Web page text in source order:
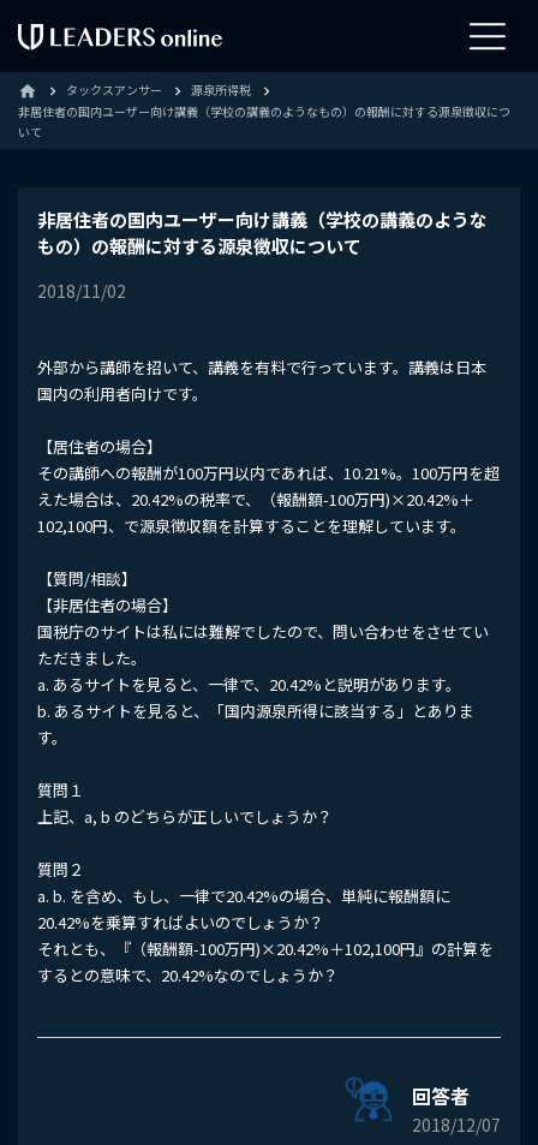
home タックスアンサー
源泉所得税
非居住者の国内ユーザー向け講義（学校の講義のようなもの）の報酬に対する源泉徴収につ
いて
非居住者の国内ユーザー向け講義（学校の講義のような
もの）の報酬に対する源泉徴収について
2018/11/02
外部から講師を招いて、講義を有料で行っています。講義は日本
国内の利用者向けです。
【居住者の場合】
その講師への報酬が100万円以内であれば、10.21%。100万円を超
えた場合は、20.42%の税率で、（報酬額-100万円)×20.42%＋
102,100円、で源泉徴収額を計算することを理解しています。
【質問/相談】
【非居住者の場合】
国税庁のサイトは私には難解でしたので、問い合わせをさせてい
ただきました。
a. あるサイトを見ると、一律で、20.42%と説明があります。
b. あるサイトを見ると、「国内源泉所得に該当する」とありま
す。
質問１
上記、a, b のどちらが正しいでしょうか？
質問２
a. b. を含め、もし、一律で20.42%の場合、単純に報酬額に
20.42%を乗算すればよいのでしょうか？
それとも、『（報酬額-100万円)×20.42%＋102,100円』の計算を
するとの意味で、20.42%なのでしょうか？
回答者
2018/12/07